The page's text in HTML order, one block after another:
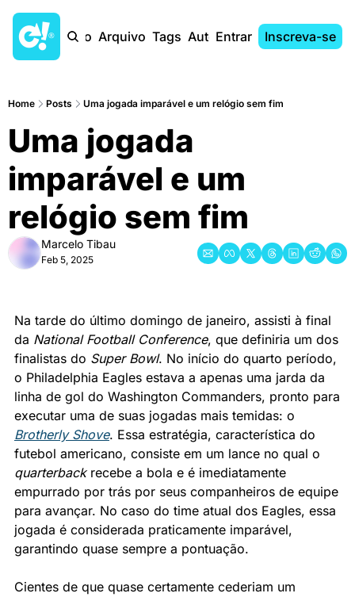
Início Arquivo Tags AutoresEntrar Inscreva-se
Home Posts Uma jogada imparável e um relógio sem fim
Uma jogada
imparável e um
relógio sem fim
Marcelo Tibau
Feb 5, 2025
Na tarde do último domingo de janeiro, assisti à final
da National Football Conference, que definiria um dos
finalistas do Super Bowl. No início do quarto período,
o Philadelphia Eagles estava a apenas uma jarda da
linha de gol do Washington Commanders, pronto para
Brotherly Shove. Essa estratégia, característica do
quarterback recebe a bola e é imediatamente
empurrado por trás por seus companheiros de equipe
para avançar. No caso do time atual dos Eagles, essa
jogada é considerada praticamente imparável,
garantindo quase sempre a pontuação.